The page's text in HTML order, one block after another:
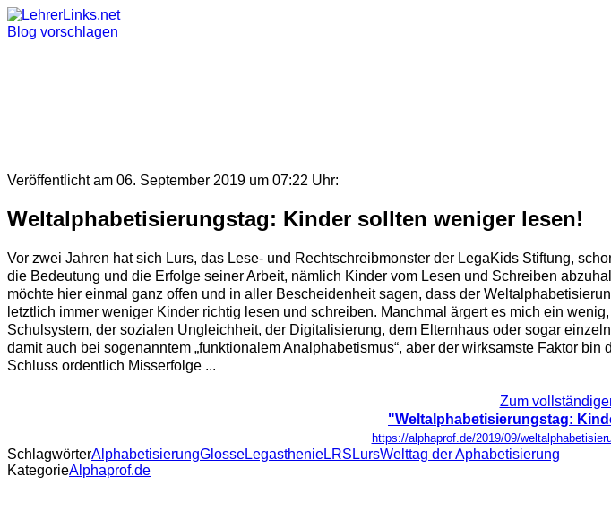
Skip
to
Blog vorschlagen
Veröffentlicht am 06. September 2019 um 07:22 Uhr:
Weltalphabetisierungstag: Kinder sollten weniger lesen!
Vor zwei Jahren hat sich Lurs, das Lese- und Rechtschreibmonster der LegaKids Stiftung,
die Bedeutung und die Erfolge seiner Arbeit, nämlich Kinder vom Lesen und Schreiben
möchte hier einmal ganz offen und in aller Bescheidenheit sagen, dass der
letztlich immer weniger Kinder richtig lesen und schreiben. Manchmal ärgert es mich ein
Schulsystem, der sozialen Ungleichheit, der Digitalisierung, dem Elternhaus oder sogar
damit auch bei sogenanntem „funktionalem Analphabetismus“, aber der wirksamste Faktor
Schluss ordentlich Misserfolge ...
Zum
"Weltalphabetisierungstag:
https://alphaprof.de/2019/09/
SchlagwörterAlphabetisierungGlosseLegasthenieLRS LursWelttag der Aphabetisierung
KategorieAlphaprof.de